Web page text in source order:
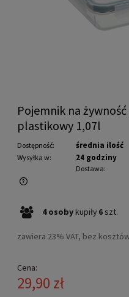
Pojemnik na
plastikowy 1,07l
Dostępność: średnia ilość
Wysyłka w: 24 godziny
Dostawa:
Cena nie zawiera
4 osoby kupiły 6 szt.
zawiera 23% VAT, bez
Cena:
29,90 zł